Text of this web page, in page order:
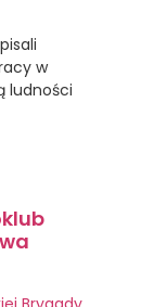
również
dla
w
ludności
oraz
jest